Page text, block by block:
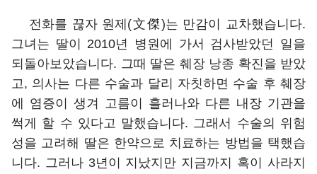
전화를 끊자 원제(文傑)는 만감이 교차했습니다.
그녀는 딸이 2010년 병원에 가서 검사받았던 일을
되돌아보았습니다. 그때 딸은 췌장 낭종 확진을 받았
고, 의사는 다른 수술과 달리 자칫하면 수술 후 췌장
에 염증이 생겨 고름이 흘러나와 다른 내장 기관을
썩게 할 수 있다고 말했습니다. 그래서 수술의 위험
성을 고려해 딸은 한약으로 치료하는 방법을 택했습
니다. 그러나 3년이 지났지만 지금까지 혹이 사라지